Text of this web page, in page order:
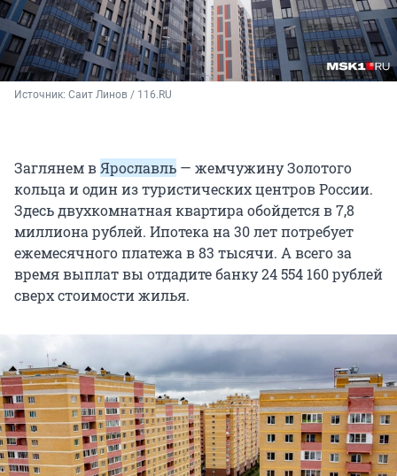
Источник: Саит Линов / 116.RU
Заглянем вЯрославль — жемчужину Золотого
кольца и один из туристических центров России.
Здесь двухкомнатная квартира обойдется в 7,8
миллиона рублей. Ипотека на 30 лет потребует
ежемесячного платежа в 83 тысячи. А всего за
время выплат вы отдадите банку 24 554 160 рублей
сверх стоимости жилья.